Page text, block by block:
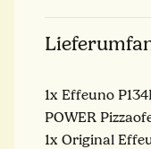
1x Effeuno
POWER
1x Original